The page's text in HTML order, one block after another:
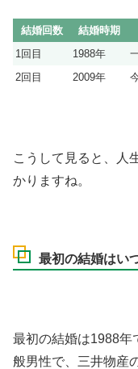
結婚回数 結婚時期
1回目
1988年
2回目
2009年
こうして見ると、人
かりますね。
最初の結婚はい
最初の結婚は1988年
般男性で、三井物産